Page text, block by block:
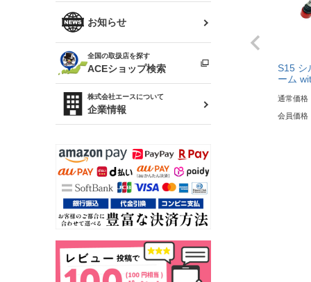
ソアラ
アルテッツァ
プロボックス
RAV4
R34 スカイライン
スカイライン
（ER34/R33/ECR33/R32）
キャラバン
ローレル
セフィーロ
ファッション小物
雑貨・ステーショナリー
ベビー用品
お知らせ
全国の取扱店を探す
ACEショップ検索
株式会社エースについて
企業情報
S15 シ
ーム
通常価格
会員価格